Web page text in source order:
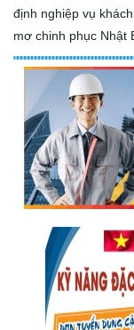
định nghiệp vụ
mơ chinh phục Nhật